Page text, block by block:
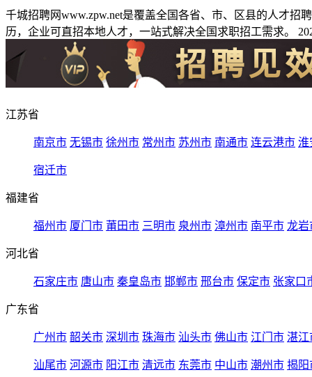
千城招聘网www.zpw.net是覆盖全国各省、市、区县的人才
历，企业可直招本地人才，一站式解决全国求职招工需求。
江苏省
南京市 无锡市 徐州市 常州市 苏州市 南通市 连云港市 淮
宿迁市
福建省
福州市 厦门市 莆田市 三明市 泉州市 漳州市 南平市 龙岩
河北省
石家庄市 唐山市 秦皇岛市 邯郸市 邢台市 保定市 张家口
广东省
广州市 韶关市 深圳市 珠海市 汕头市 佛山市 江门市 湛江
汕尾市 河源市 阳江市 清远市 东莞市 中山市 潮州市 揭阳